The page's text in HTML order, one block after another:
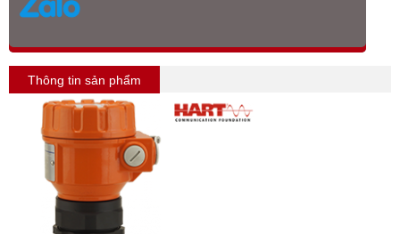
Thông tin sản phẩm